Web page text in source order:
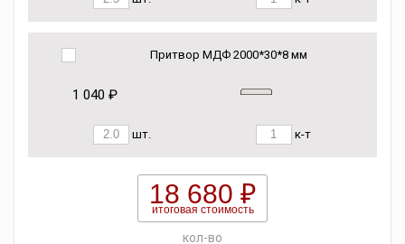
Притвор МДФ 2000*30*8 мм
1 040 ₽
шт. к-т
18 680 ₽
итоговая стоимость
кол-во